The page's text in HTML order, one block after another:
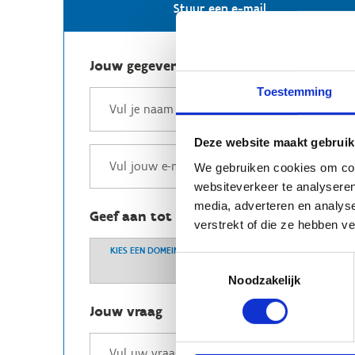
Toestemming
Deze website maakt
We gebruiken cookies om
websiteverkeer te
media, adverteren en
verstrekt of die ze hebben
Noodzakelijk
Stuur een e-mail
Jouw gegevens
Geef aan tot welk domein jouw vraag
KIES EEN DOMEIN
Jouw vraag